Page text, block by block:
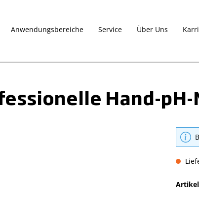
Anwendungsbereiche Service Über Uns
Hand-